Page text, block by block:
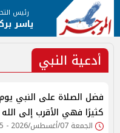
رئيس
ياسر
أدعية النبي
فضل الصلاة على النبي
كثيرًا فهي الأقرب إلى الله
الجمعة 07/أغسطس/2026 - 10:35 ص